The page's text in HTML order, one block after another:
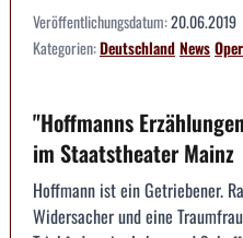
Veröffentlichungsdatum:20.06.2019
Kategorien:DeutschlandNewsOper
"Hoffmanns
im Staatstheater Mainz
Hoffmann ist ein Getriebener.
Widersacher und eine